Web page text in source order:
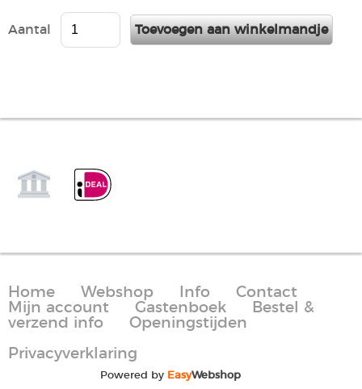
Aantal
Home Webshop Info
Contact
Mijn account
Gastenboek
Bestel &
verzend info
Openingstijden
Privacyverklaring
Powered by EasyWebshop